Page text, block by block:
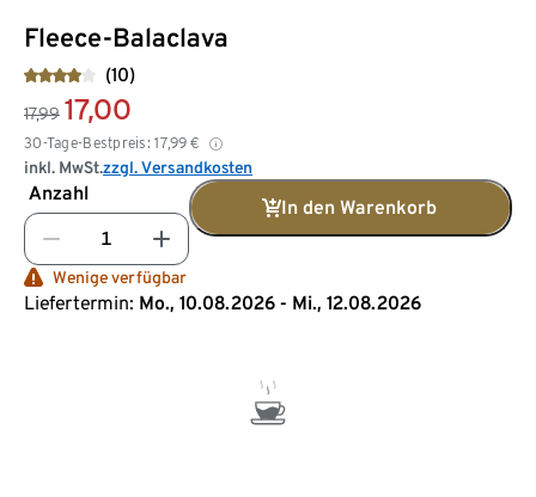
Fleece-Balaclava
(10)
17,99 17,00
30-Tage-Bestpreis: 17,99 €
inkl. MwSt.zzgl. Versandkosten
Anzahl
In den Warenkorb
Wenige verfügbar
Liefertermin: Mo., 10.08.2026 - Mi., 12.08.2026